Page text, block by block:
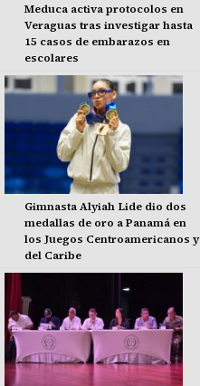
Meduca activa protocolos en
Veraguas tras investigar hasta
15 casos de embarazos en
escolares
Gimnasta Alyiah Lide dio dos
medallas de oro a Panamá en
los Juegos Centroamericanos y
del Caribe